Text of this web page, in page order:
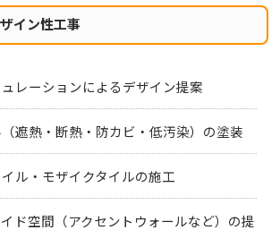
イン性工事
レーションによるデザイン提案
遮熱・断熱・防カビ・低汚染）の塗装
ル・モザイクタイルの施工
ド空間（アクセントウォールなど）の提